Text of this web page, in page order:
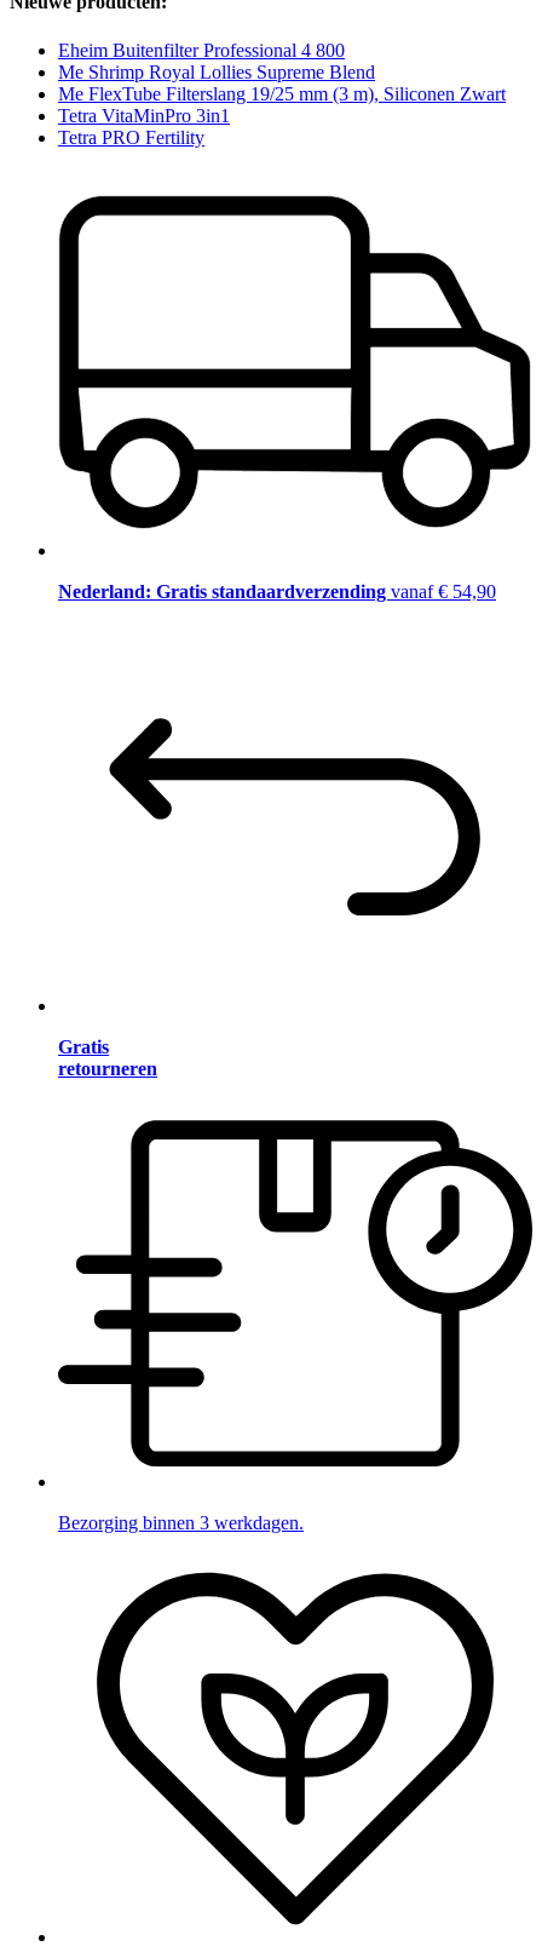
Eheim Buitenfilter Professional 4 800
Me Shrimp Royal Lollies Supreme Blend
Me FlexTube Filterslang 19/25 mm (3 m), Siliconen Zwart
Tetra VitaMinPro 3in1
Tetra PRO Fertility
Nederland: Gratis standaardverzending vanaf € 54,90
Gratis
retourneren
Bezorging binnen 3 werkdagen.